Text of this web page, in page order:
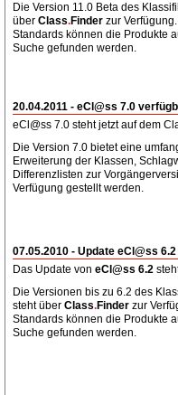
Die Version 11.0 Beta des
über Class.Finder zur
Standards können die Produkte
Suche gefunden werden.
20.04.2011 - eCl@ss 7.0
eCl@ss 7.0 steht jetzt auf dem
Die Version 7.0 bietet eine
Erweiterung der Klassen,
Differenzlisten zur
Verfügung gestellt werden.
07.05.2010 - Update eCl@ss 6.2
Das Update von eCl@ss 6.2
Die Versionen bis zu 6.2 des
steht über Class.Finder zur
Standards können die Produkte
Suche gefunden werden.